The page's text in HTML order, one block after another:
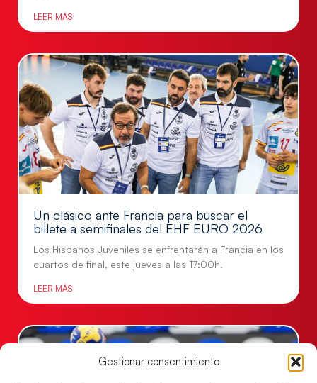
Gestionar consentimiento
LEER MÁS
Un clásico ante Francia para buscar el
billete a semifinales del EHF EURO 2026
Los Hispanos Juveniles se enfrentarán a Francia en los
cuartos de final, este jueves a las 17:00h.
LEER MÁS